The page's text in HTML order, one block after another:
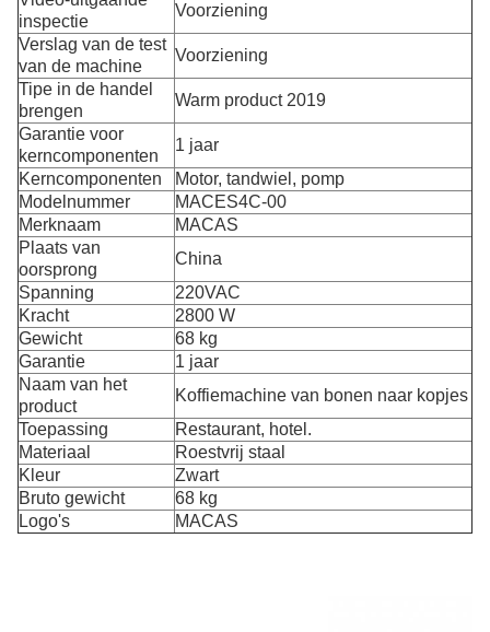
inspectie
Voorziening
Verslag van de test
van de machine
Voorziening
Tipe in de handel
brengen
Warm product 2019
Garantie voor
kerncomponenten
1 jaar
Kerncomponenten
Motor, tandwiel, pomp
Modelnummer
MACES4C-00
Merknaam
MACAS
Plaats van
oorsprong
China
Spanning
220VAC
Kracht
2800 W
Gewicht
68 kg
Garantie
1 jaar
Naam van het
product
Koffiemachine van bonen naar kopjes
Toepassing
Restaurant, hotel.
Materiaal
Roestvrij staal
Kleur
Zwart
Bruto gewicht
68 kg
Logo's
MACAS